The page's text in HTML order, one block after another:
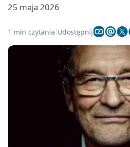
25 maja 2026
1 min czytania Udostępnij